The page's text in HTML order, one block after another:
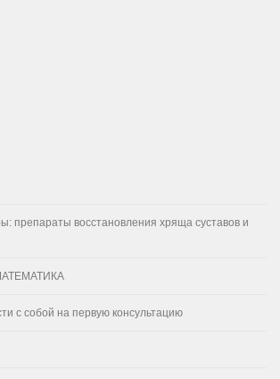
препараты восстановления хряща суставов и
с собой на первую консультацию